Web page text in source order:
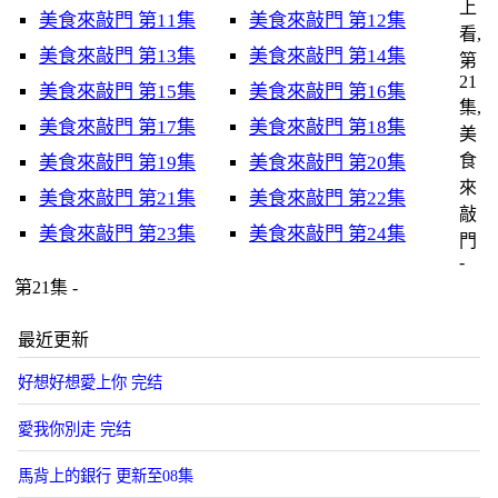
美食來敲門 第11集
美食來敲門 第12集
美食來敲門 第13集
美食來敲門 第14集
美食來敲門 第15集
美食來敲門 第16集
美食來敲門 第17集
美食來敲門 第18集
美食來敲門 第19集
美食來敲門 第20集
美食來敲門 第21集
美食來敲門 第22集
美食來敲門 第23集
美食來敲門 第24集
上
看,
第
21
集,
美
食
來
敲
門
-
第21集 -
最近更新
好想好想愛上你 完结
愛我你別走 完结
馬背上的銀行 更新至08集